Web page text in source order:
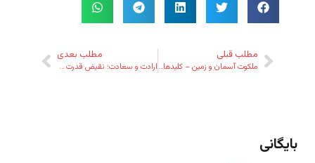
مطلب قبلی
ملکوت آسمان و زمین – کلیدهای رمضانی
مطلب بعدی
ارادت و سعادت؛ نقیض قدرت و شقاوت
بایگانی